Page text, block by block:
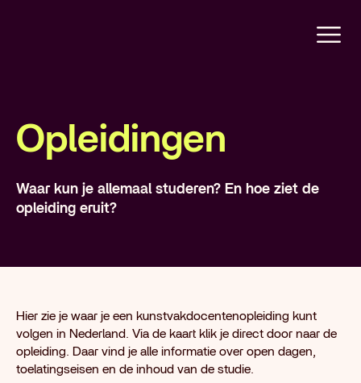
Opleidingen
Waar kun je allemaal studeren? En hoe ziet de
opleiding eruit?
Hier zie je waar je een kunstvakdocentenopleiding kunt
volgen in Nederland. Via de kaart klik je direct door naar de
opleiding. Daar vind je alle informatie over open dagen,
toelatingseisen en de inhoud van de studie.